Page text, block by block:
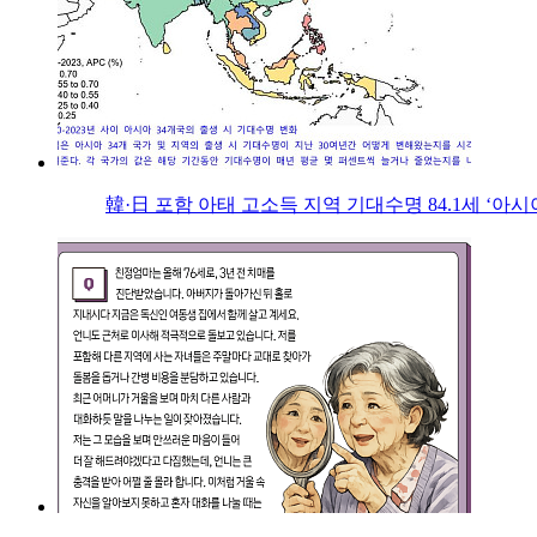
韓·日 포함 아태 고소득 지역 기대수명 84.1세 ‘아시